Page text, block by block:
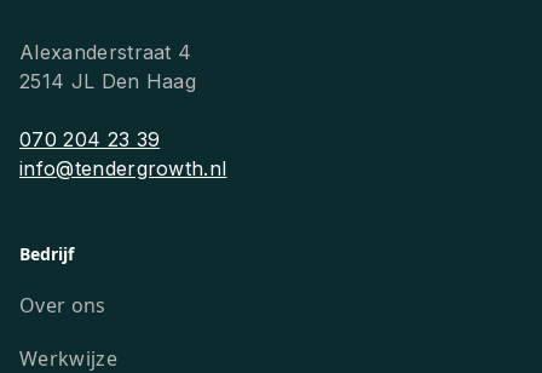
Alexanderstraat 4
2514 JL Den Haag
070 204 23 39
info@tendergrowth.nl
Bedrijf
Over ons
Werkwijze